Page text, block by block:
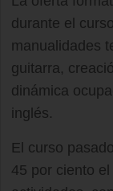
durante el
manualidades
guitarra,
dinámica
inglés.
El curso
45 por ciento